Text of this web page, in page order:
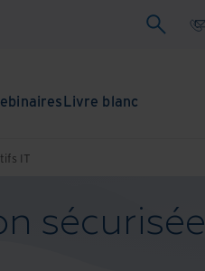
Livre blanc
IT
sécurisée